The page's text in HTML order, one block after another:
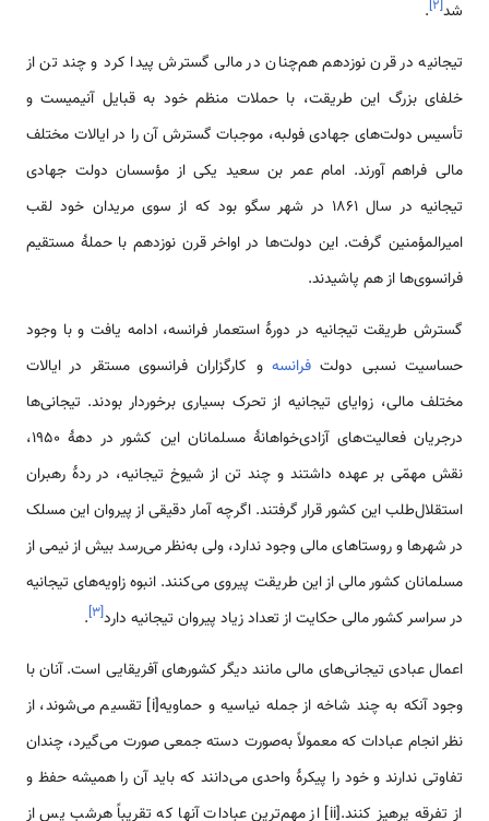
شد[۲]
.
تیجانیه در قرن نوزدهم هم‌چنان در مالی گسترش پیدا کرد و چند تن از
خلفای بزرگ این طریقت، با حملات منظم خود به قبایل آنیمیست و
تأسیس دولت‌های جهادی فولبه، موجبات گسترش آن را در ایالات مختلف
مالی فراهم آورند. امام عمر بن سعید یکی از مؤسسان دولت‌ جهادی
تیجانیه در سال 1861 در شهر سگو بود که از سوی مریدان خود لقب
امیرالمؤمنین گرفت. این دولت‌ها در اواخر قرن نوزدهم با حملۀ مستقیم
فرانسوی‌ها از هم پاشیدند.
گسترش طریقت تیجانیه در دورۀ استعمار فرانسه، ادامه یافت و با وجود
حساسیت نسبی دولت فرانسه و کارگزاران فرانسوی مستقر در ایالات
مختلف مالی، زوایای تیجانیه از تحرک بسیاری برخوردار بودند. تیجانی‌ها
درجریان فعالیت‌های آزادی‌خواهانۀ مسلمانان این کشور در دهۀ 1950،
نقش مهمّی ‌بر عهده داشتند و چند تن از شیوخ تیجانیه، در ردۀ رهبران
استقلال‌طلب این کشور قرار گرفتند. اگرچه آمار دقیقی از پیروان این مسلک
در شهرها و روستاهای مالی وجود ندارد، ولی به‌نظر می‌رسد بیش از نیمی ‌از
مسلمانان کشور مالی از این طریقت پیروی می‌کنند. انبوه زاویه‌های تیجانیه
در سراسر کشور مالی حکایت از تعداد زیاد پیروان تیجانیه دارد[۳]
.
اعمال عبادی تیجانی‌های مالی مانند دیگر کشورهای آفریقایی است. آنان با
وجود آنکه به چند شاخه از جمله نیاسیه و حماویه[i] تقسیم می‌شوند، از
نظر انجام عبادات که معمولاً به‌صورت دسته جمعی صورت می‌گیرد، چندان
تفاوتی ندارند و خود را پیکرۀ واحدی می‌دانند که باید آن را همیشه حفظ و
از تفرقه پرهیز کنند.[ii] از مهم‌ترین عبادات آنها که تقریباً هرشب پس از